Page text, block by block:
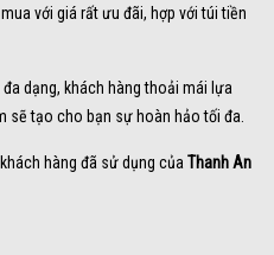
với giá rất ưu đãi, hợp với túi tiền
dạng, khách hàng thoải mái lựa
sẽ tạo cho bạn sự hoàn hảo tối đa.
hàng đã sử dụng của Thanh An